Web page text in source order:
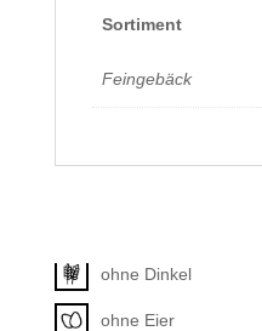
Sortiment
Feingebäck
ohne Dinkel
ohne Eier